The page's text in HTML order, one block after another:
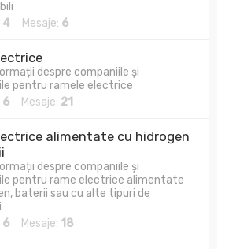
4 Mesaje: 6
despre companiile și
pentru ramele electrice
6 Mesaje: 21
alimentate cu hidrogen
despre companiile și
pentru rame electrice alimentate
baterii sau cu alte tipuri de
6 Mesaje: 18